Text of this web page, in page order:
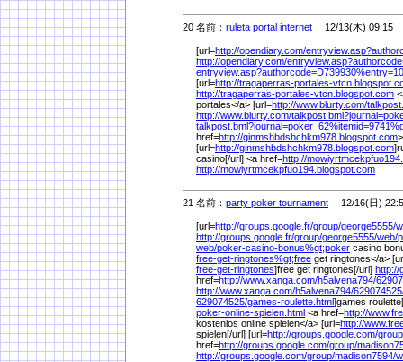
20 名前： ruleta portal internet 12/13(木) 09:15
[url=http://opendiary.com/
http://opendiary.com/
entryview.asp?authorcode=D739930%
[url=http://tragaperras-portales-
http://tragaperras-portales-vtcn.blogspot.com
portales</a> [url=http://www.blurty.com/
http://www.blurty.com/
talkpost.bml?journal=poker_62%itemid=9741%
href=http://ginmshbdshchkm978.blogspot.com
[url=http://ginmshbdshchkm978.blogspot.com
casino[/url] <a href=http://
http://mowiyrtmcekpfuo194.blogspot.com
21 名前： party poker tournament 12/16(日)
[url=http://groups.google.fr/group/george5555/
http://groups.google.fr/group/george5555/web/
web/poker-casino-bonus%gt;poker casino
free-get-ringtones%gt;free get ringtones</a>
free-get-ringtones]free get ringtones[/url] http://
href=http://www.xanga.com/h5alvena794/
http://www.xanga.com/h5alvena794/
629074525/games-roulette.html]games
poker-online-spielen.html <a href=http://
kostenlos online spielen</a> [url=http://
spielen[/url] [url=http://groups.google.com/
href=http://groups.google.com/group/
http://groups.google.com/group/madison7594/